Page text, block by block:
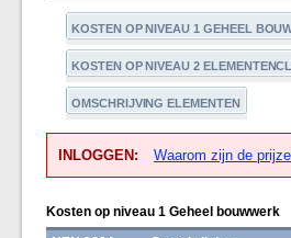
KOSTEN OP NIVEAU 1 GEHEEL
KOSTEN OP NIVEAU 2
OMSCHRIJVING ELEMENTEN
INLOGGEN: Waarom zijn de
Kosten op niveau 1 Geheel bouwwerk